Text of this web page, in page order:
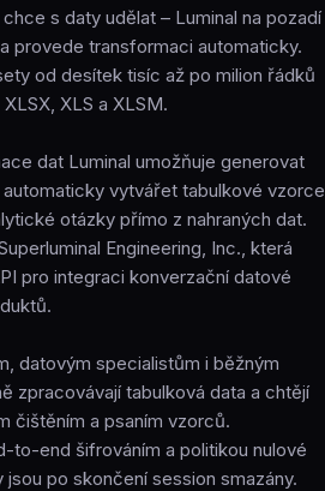
s daty udělat – Luminal na pozadí
provede transformaci automaticky.
od desítek tisíc až po milion řádků
XLS a XLSM.
dat Luminal umožňuje generovat
vytvářet tabulkové vzorce
otázky přímo z nahraných dat.
Engineering, Inc., která
pro integraci konverzační datové
datovým specialistům i běžným
zpracovávají tabulková data a chtějí
čištěním a psaním vzorců.
to-end šifrováním a politikou nulové
po skončení session smazány.